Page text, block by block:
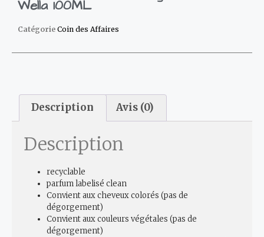
Wella 100ML
Catégorie Coin des Affaires
Description Avis (0)
Description
recyclable
parfum labelisé clean
Convient aux cheveux colorés (pas de
dégorgement)
Convient aux couleurs végétales (pas de
dégorgement)